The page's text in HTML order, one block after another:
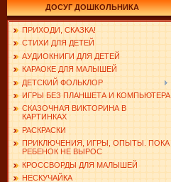
ДОСУГ ДОШКОЛЬНИКА
ПРИХОДИ, СКАЗКА!
СТИХИ ДЛЯ ДЕТЕЙ
АУДИОКНИГИ ДЛЯ ДЕТЕЙ
КАРАОКЕ ДЛЯ МАЛЫШЕЙ
ДЕТСКИЙ ФОЛЬКЛОР
ИГРЫ БЕЗ ПЛАНШЕТА И КОМПЬЮТЕРА
СКАЗОЧНАЯ ВИКТОРИНА В
КАРТИНКАХ
РАСКРАСКИ
ПРИКЛЮЧЕНИЯ, ИГРЫ, ОПЫТЫ. ПОКА
РЕБЕНОК НЕ ВЫРОС
КРОССВОРДЫ ДЛЯ МАЛЫШЕЙ
НЕСКУЧАЙКА